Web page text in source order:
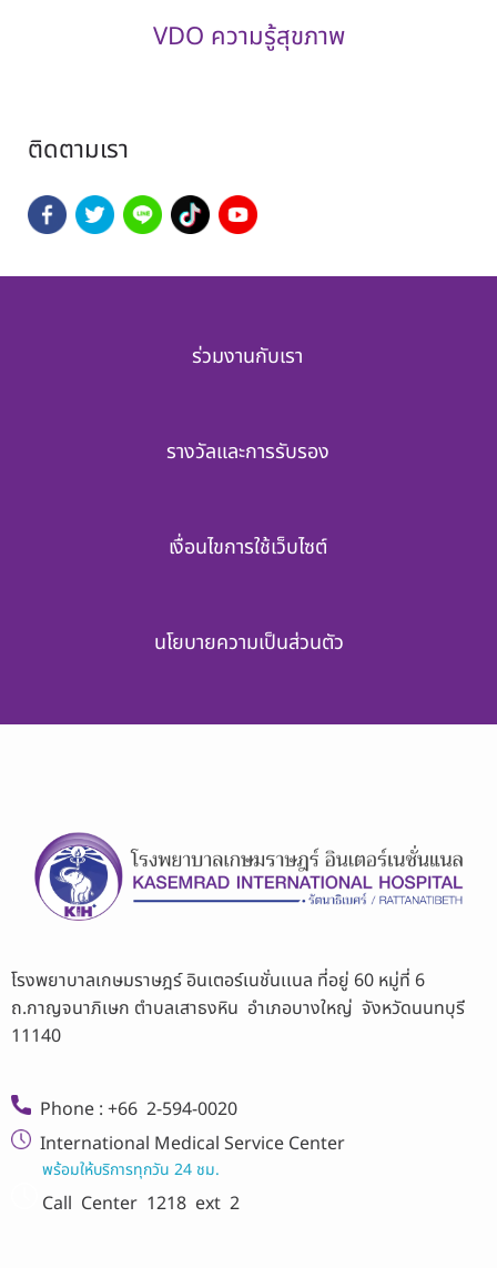
VDO ความรู้สุขภาพ
ติดตามเรา
ร่วมงานกับเรา
รางวัลและการรับรอง
เงื่อนไขการใช้เว็บไซต์
นโยบายความเป็นส่วนตัว
โรงพยาบาลเกษมราษฎร์ อินเตอร์เนชั่นเเนล ที่อยู่ 60 หมู่ที่ 6
ถ.กาญจนาภิเษก ตำบลเสาธงหิน อำเภอบางใหญ่ จังหวัดนนทบุรี
11140
Phone : +66 2-594-0020
International Medical Service Center
พร้อมให้บริการทุกวัน 24 ชม.
Call Center 1218 ext 2